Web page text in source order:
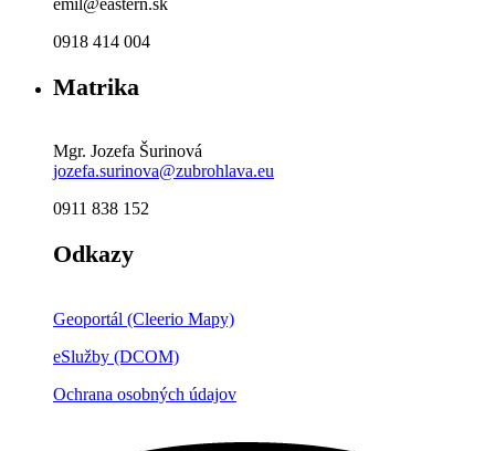
0918 414 004
Matrika
Mgr. Jozefa Šurinová
jozefa.surinova@zubrohlava.eu
0911 838 152
Odkazy
Geoportál (Cleerio Mapy)
eSlužby (DCOM)
Ochrana osobných údajov